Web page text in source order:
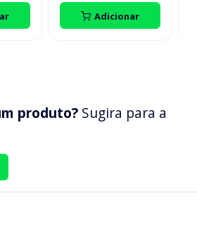
Adicionar
produto? Sugira para a